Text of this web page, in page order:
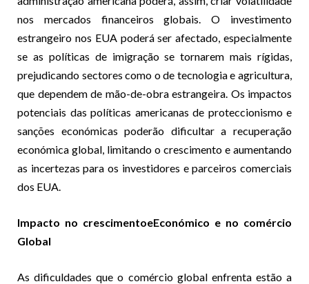
nos mercados financeiros globais. O investimento
estrangeiro nos EUA poderá ser afectado, especialmente
se as políticas de imigração se tornarem mais rígidas,
prejudicando sectores como o de tecnologia e agricultura,
que dependem de mão-de-obra estrangeira. Os impactos
potenciais das políticas americanas de proteccionismo e
sanções económicas poderão dificultar a recuperação
económica global, limitando o crescimento e aumentando
as incertezas para os investidores e parceiros comerciais
dos EUA.
Impacto no crescimentoeEconómico e no comércio
Global
As dificuldades que o comércio global enfrenta estão a